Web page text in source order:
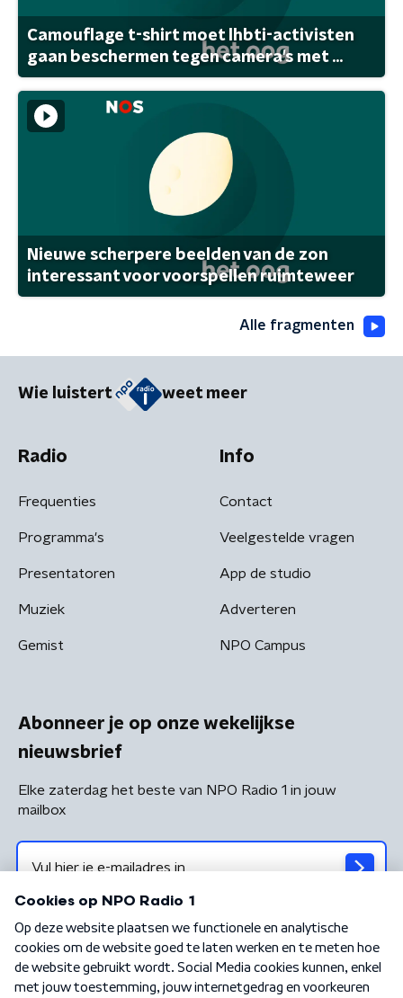
Camouflage t-shirt moet lhbti-activisten
gaan beschermen tegen camera's met ...
Nieuwe scherpere beelden van de zon
interessant voor voorspellen ruimteweer
Alle fragmenten
Wie luistert weet meer
Radio
Frequenties
Programma's
Presentatoren
Muziek
Gemist
Info
Contact
Veelgestelde vragen
App de studio
Adverteren
NPO Campus
Abonneer je op onze wekelijkse
nieuwsbrief
Elke zaterdag het beste van NPO Radio 1 in jouw
mailbox
Algemene voorwaarden